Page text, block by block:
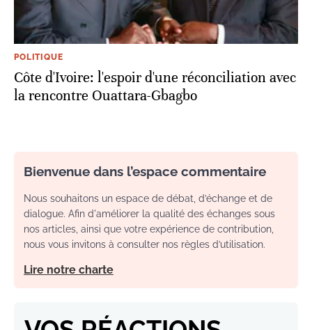
POLITIQUE
Côte d'Ivoire: l'espoir d'une réconciliation avec
la rencontre Ouattara-Gbagbo
Bienvenue dans l’espace commentaire
Nous souhaitons un espace de débat, d’échange et de
dialogue. Afin d'améliorer la qualité des échanges sous
nos articles, ainsi que votre expérience de contribution,
nous vous invitons à consulter nos règles d’utilisation.
Lire notre charte